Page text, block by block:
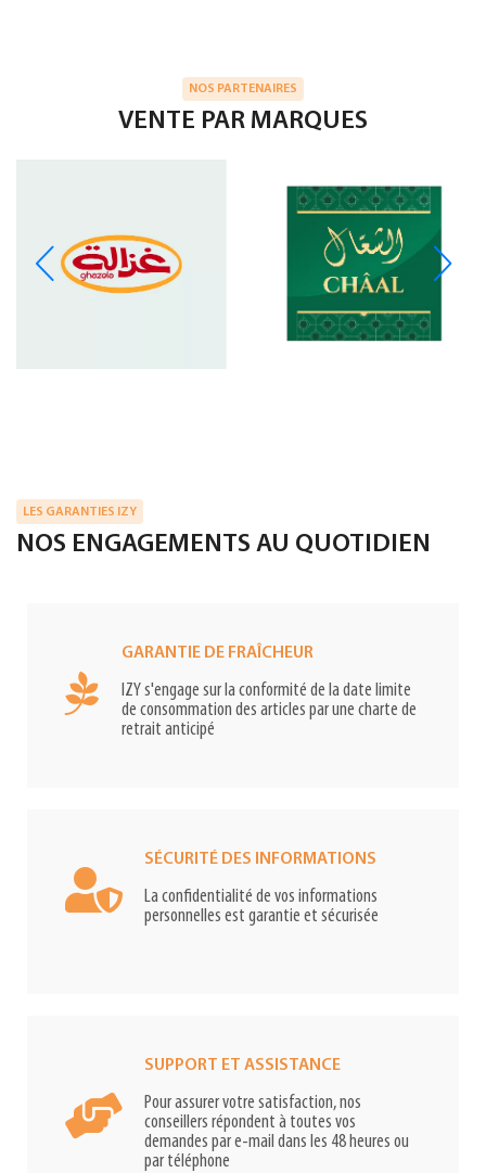
NOS PARTENAIRES
VENTE PAR MARQUES
LES GARANTIES IZY
NOS ENGAGEMENTS AU QUOTIDIEN
GARANTIE DE FRAÎCHEUR
IZY s'engage sur la conformité de la date limite
de consommation des articles par une charte de
retrait anticipé
SÉCURITÉ DES INFORMATIONS
La confidentialité de vos informations
personnelles est garantie et sécurisée
SUPPORT ET ASSISTANCE
Pour assurer votre satisfaction, nos
conseillers répondent à toutes vos
demandes par e-mail dans les 48 heures ou
par téléphone